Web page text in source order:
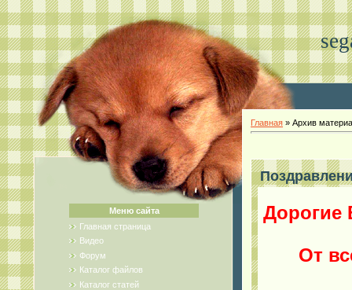
Меню сайта
Главная страница
Видео
Форум
Каталог файлов
Каталог статей
Главная » Архив
Дорогие
От